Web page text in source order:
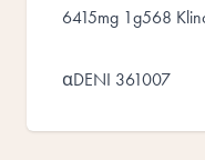
6415mg 1g568
αDENI 361007